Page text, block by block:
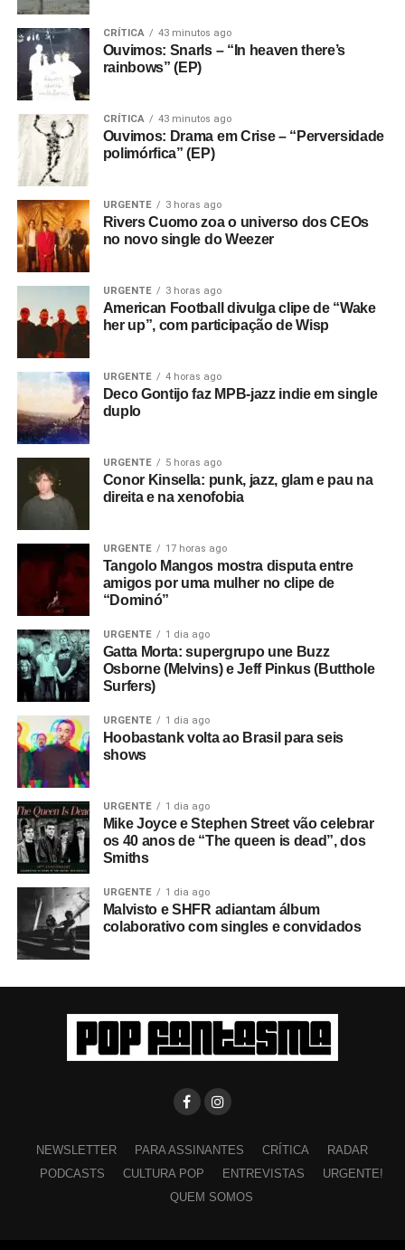
CRÍTICA 43 minutos ago
Ouvimos: Snarls – “In heaven there’s
rainbows” (EP)
CRÍTICA 43 minutos ago
Ouvimos: Drama em Crise – “Perversidade
polimórfica” (EP)
URGENTE 3 horas ago
Rivers Cuomo zoa o universo dos CEOs
no novo single do Weezer
URGENTE 3 horas ago
American Football divulga clipe de “Wake
her up”, com participação de Wisp
URGENTE 4 horas ago
Deco Gontijo faz MPB-jazz indie em single
duplo
URGENTE 5 horas ago
Conor Kinsella: punk, jazz, glam e pau na
direita e na xenofobia
URGENTE 17 horas ago
Tangolo Mangos mostra disputa entre
amigos por uma mulher no clipe de
“Dominó”
URGENTE 1 dia ago
Gatta Morta: supergrupo une Buzz
Osborne (Melvins) e Jeff Pinkus (Butthole
Surfers)
URGENTE 1 dia ago
Hoobastank volta ao Brasil para seis
shows
URGENTE 1 dia ago
Mike Joyce e Stephen Street vão celebrar
os 40 anos de “The queen is dead”, dos
Smiths
URGENTE 1 dia ago
Malvisto e SHFR adiantam álbum
colaborativo com singles e convidados
NEWSLETTER PARA ASSINANTES CRÍTICA
RADAR
PODCASTS
CULTURA POP ENTREVISTAS
URGENTE!
QUEM SOMOS